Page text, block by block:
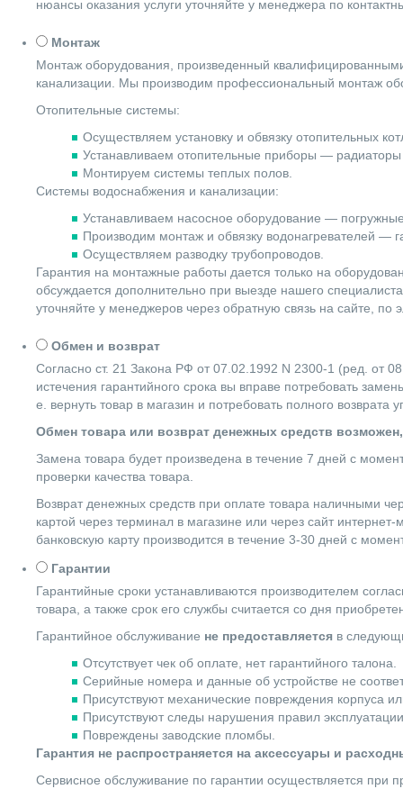
нюансы оказания услуги уточняйте у менеджера по
Монтаж
Монтаж оборудования, произведенный
канализации. Мы производим профессиональный монтаж
Отопительные системы:
Осуществляем установку и обвязку отопительных
Устанавливаем отопительные приборы —
Монтируем системы теплых полов.
Системы водоснабжения и канализации:
Устанавливаем насосное оборудование —
Производим монтаж и обвязку водонагревателей —
Осуществляем разводку трубопроводов.
Гарантия на монтажные работы дается только на
обсуждается дополнительно при выезде нашего
уточняйте у менеджеров через обратную связь на сайте,
Обмен и возврат
Согласно ст. 21 Закона РФ от 07.02.1992 N 2300-1 (ред. от
истечения гарантийного срока вы вправе потребовать
е. вернуть товар в магазин и потребовать полного
Обмен товара или возврат денежных средств
Замена товара будет произведена в течение 7 дней с
проверки качества товара.
Возврат денежных средств при оплате товара наличными
картой через терминал в магазине или через сайт
банковскую карту производится в течение 3-30 дней с
Гарантии
Гарантийные сроки устанавливаются производителем
товара, а также срок его службы считается со дня
Гарантийное обслуживание не предоставляется в
Отсутствует чек об оплате, нет гарантийного талона.
Серийные номера и данные об устройстве не
Присутствуют механические повреждения корпуса
Присутствуют следы нарушения правил
Повреждены заводские пломбы.
Гарантия не распространяется на аксессуары и
Сервисное обслуживание по гарантии осуществляется при